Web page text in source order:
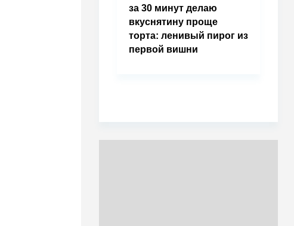
за 30 минут делаю
вкуснятину проще
торта: ленивый пирог из
первой вишни